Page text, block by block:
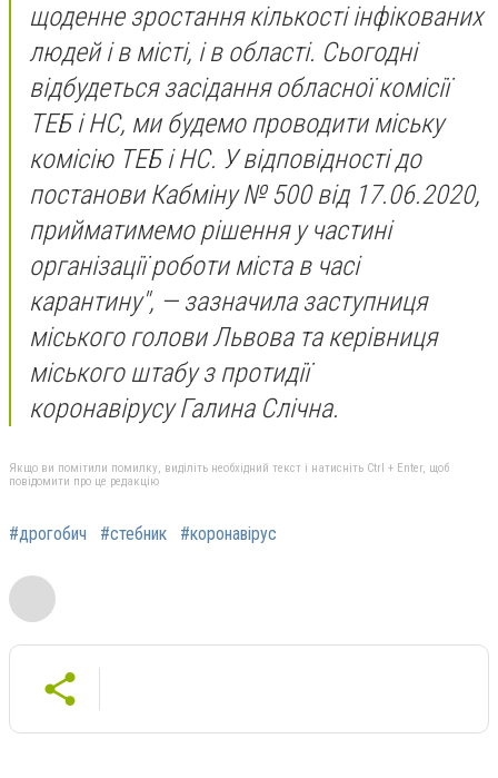
щоденне зростання кількості інфікованих
людей і в місті, і в області. Сьогодні
відбудеться засідання обласної комісії
ТЕБ і НС, ми будемо проводити міську
комісію ТЕБ і НС. У відповідності до
постанови Кабміну № 500 від 17.06.2020,
прийматимемо рішення у частині
організації роботи міста в часі
карантину", — зазначила заступниця
міського голови Львова та керівниця
міського штабу з протидії
коронавірусуГалина Слічна.
Якщо ви помітили помилку, виділіть необхідний текст і натисніть Ctrl + Enter, щоб
повідомити про це редакцію
#дрогобич #стебник #коронавірус